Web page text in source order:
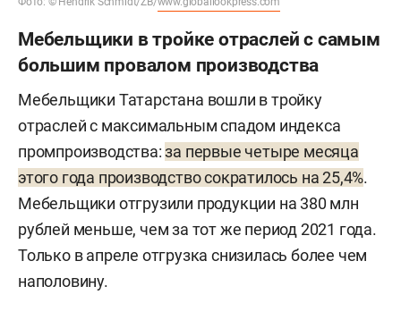
Мебельщики в тройке отраслей с самым
большим провалом производства
Мебельщики Татарстана вошли в тройку
отраслей с максимальным спадом индекса
промпроизводства:за первые четыре месяца
этого года производство сократилось на 25,4%.
Мебельщики отгрузили продукции на 380 млн
рублей меньше, чем за тот же период 2021 года.
Только в апреле отгрузка снизилась более чем
наполовину.